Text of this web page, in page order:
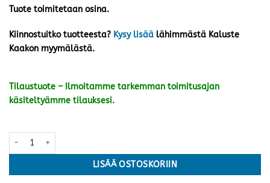
Tuote toimitetaan osina.
Kiinnostuitko tuotteesta? Kysy lisää lähimmästä Kaluste
Kaakon myymälästä.
Tilaustuote – Ilmoitamme tarkemman toimitusajan
käsiteltyämme tilauksesi.
Alison tuoli pyörivä, tummanharmaa mikrokuitukangas/tammijalka
LISÄÄ OSTOSKORIIN